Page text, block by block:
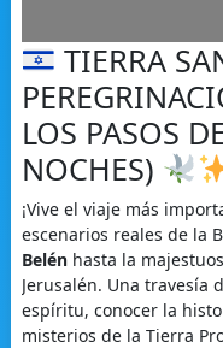
TIERRA
LOS PASOS
NOCHES)
¡Vive el viaje más
escenarios reales de la
Belénhasta la
Jerusalén. Una travesía
espíritu, conocer la
misterios de la Tierra